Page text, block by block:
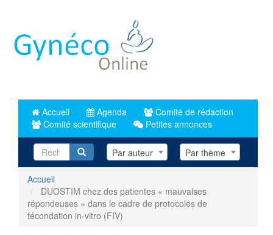
principal
Accueil Agenda
Comité de rédaction
Comité scientifique
Petites annonces
RecherchePar auteur Par thème
Accueil
DUOSTIM chez des patientes « mauvaises
répondeuses » dans le cadre de protocoles de
fécondation in-vitro (FIV)